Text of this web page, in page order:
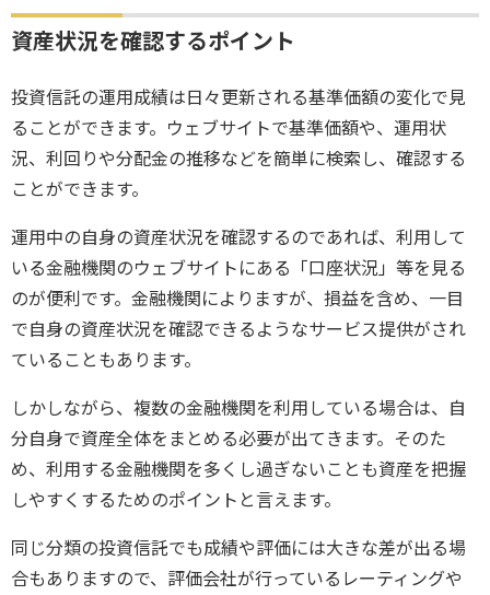
資産状況を確認するポイント
投資信託の運用成績は日々更新される基準価額の変化で見
ることができます。ウェブサイトで基準価額や、運用状
況、利回りや分配金の推移などを簡単に検索し、確認する
ことができます。
運用中の自身の資産状況を確認するのであれば、利用して
いる金融機関のウェブサイトにある「口座状況」等を見る
のが便利です。金融機関によりますが、損益を含め、一目
で自身の資産状況を確認できるようなサービス提供がされ
ていることもあります。
しかしながら、複数の金融機関を利用している場合は、自
分自身で資産全体をまとめる必要が出てきます。そのた
め、利用する金融機関を多くし過ぎないことも資産を把握
しやすくするためのポイントと言えます。
同じ分類の投資信託でも成績や評価には大きな差が出る場
合もありますので、評価会社が行っているレーティングや